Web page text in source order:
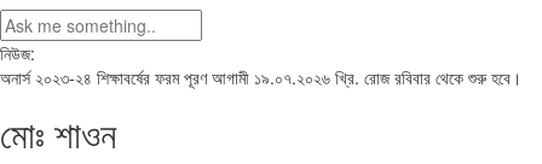
নিউজ:
অনার্স ২০২৩-২৪ শিক্ষাবর্ষের ফরম পূরণ আগামী ১৯.০৭.২০২৬ খ্রি. রোজ রবিবার থেকে শুরু হবে।
মোঃ শাওন